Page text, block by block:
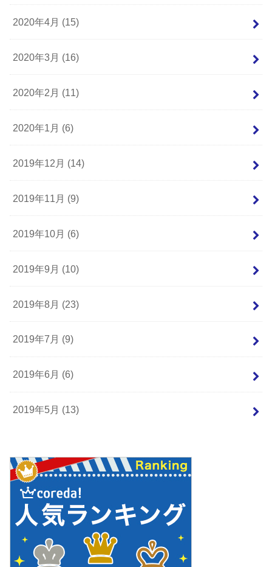
2020年4月 (15)
2020年3月 (16)
2020年2月 (11)
2020年1月 (6)
2019年12月 (14)
2019年11月 (9)
2019年10月 (6)
2019年9月 (10)
2019年8月 (23)
2019年7月 (9)
2019年6月 (6)
2019年5月 (13)